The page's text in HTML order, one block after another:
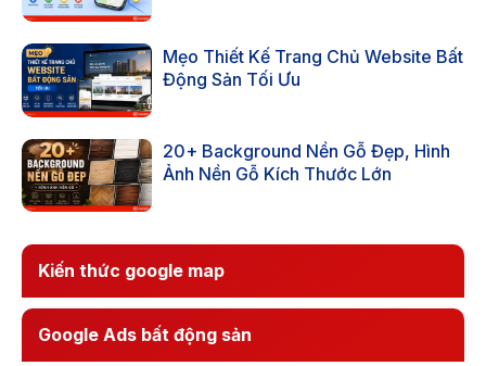
Mẹo Thiết Kế Trang Chủ Website Bất
Động Sản Tối Ưu
20+ Background Nền Gỗ Đẹp, Hình
Ảnh Nền Gỗ Kích Thước Lớn
Kiến thức google map
Google Ads bất động sản